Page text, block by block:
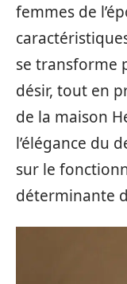
femmes de
se transforme
désir, tout en
de la maison
l’élégance du
sur le
déterminante